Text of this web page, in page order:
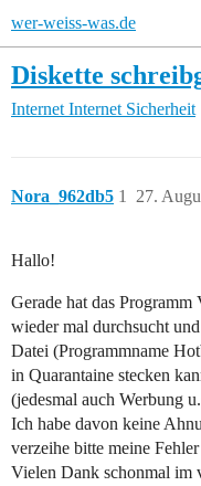
wer-weiss-was.de
Diskette
Internet Internet Sicherheit
Nora_962db5 27.
1
Hallo!
Gerade hat das
wieder mal durchsucht
Datei (Programmname
in Quarantaine stecken
(jedesmal auch Werbung
Ich habe davon keine
verzeihe bitte meine
Vielen Dank schonmal im